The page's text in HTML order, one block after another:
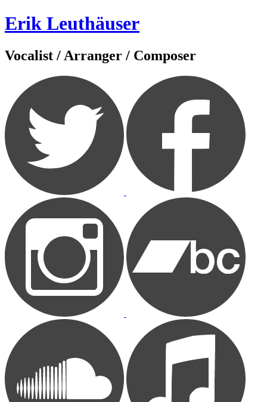
Zum
Inhalt
Erik Leuthäuser
Vocalist / Arranger / Composer